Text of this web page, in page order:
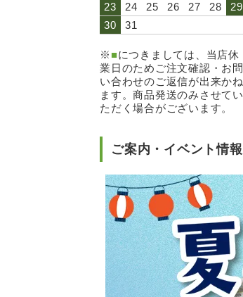
23
24 25 26 27 28
29
30
31
※ ■につきましては、当店休
業日のためご注文確認・お問
い合わせのご返信が出来かね
ます。商品発送のみさせてい
ただく場合がございます。
ご案内・イベント情報